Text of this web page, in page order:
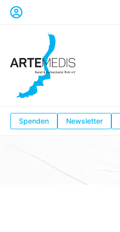
Spenden Newsletter